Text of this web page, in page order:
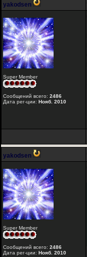
yakodsen
Super Member
Сообщений всего: 2486
Дата рег-ции: Нояб. 2010
yakodsen
Super Member
Сообщений всего: 2486
Дата рег-ции: Нояб. 2010